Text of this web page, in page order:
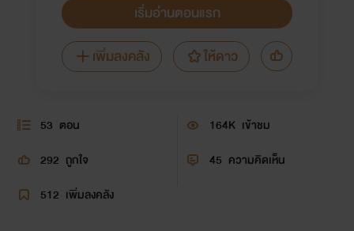
เริ่มอ่านตอนแรก
เพิ่มลงคลัง
ให้ดาว
53 ตอน 164K เข้าชม
292 ถูกใจ 45 ความคิดเห็น
512 เพิ่มลงคลัง